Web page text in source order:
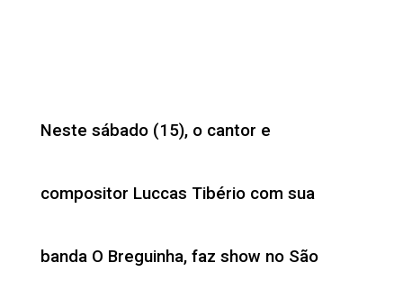
Neste sábado (15), o cantor e
compositor Luccas Tibério com sua
banda O Breguinha, faz show no São